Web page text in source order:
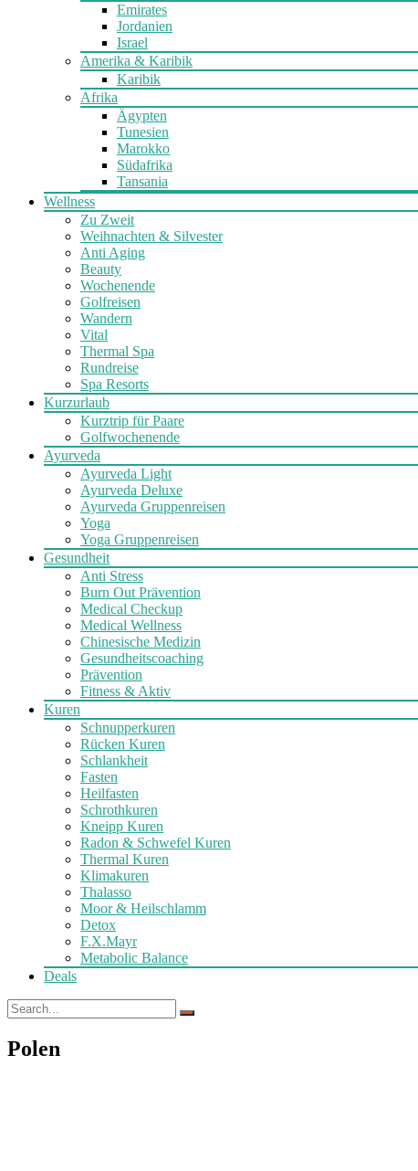
Emirates
Jordanien
Israel
Amerika & Karibik
Karibik
Afrika
Ägypten
Tunesien
Marokko
Südafrika
Tansania
Wellness
Zu Zweit
Weihnachten & Silvester
Anti Aging
Beauty
Wochenende
Golfreisen
Wandern
Vital
Thermal Spa
Rundreise
Spa Resorts
Kurzurlaub
Kurztrip für Paare
Golfwochenende
Ayurveda
Ayurveda Light
Ayurveda Deluxe
Ayurveda Gruppenreisen
Yoga
Yoga Gruppenreisen
Gesundheit
Anti Stress
Burn Out Prävention
Medical Checkup
Medical Wellness
Chinesische Medizin
Gesundheitscoaching
Prävention
Fitness & Aktiv
Kuren
Schnupperkuren
Rücken Kuren
Schlankheit
Fasten
Heilfasten
Schrothkuren
Kneipp Kuren
Radon & Schwefel Kuren
Thermal Kuren
Klimakuren
Thalasso
Moor & Heilschlamm
Detox
F.X.Mayr
Metabolic Balance
Deals
Polen